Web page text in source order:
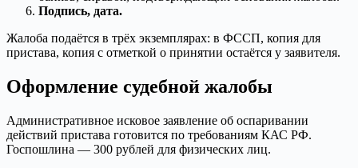
Подпись, дата.
Жалоба подаётся в трёх экземплярах: в ФССП, копия для
пристава, копия с отметкой о принятии остаётся у заявителя.
Оформление судебной жалобы
Административное исковое заявление об оспаривании
действий пристава готовится по требованиям КАС РФ.
Госпошлина — 300 рублей для физических лиц.